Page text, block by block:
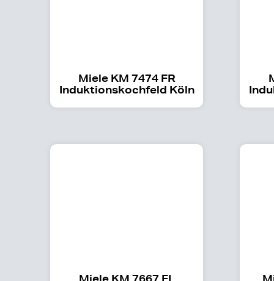
Miele KM 7474 FR
Induktionskochfeld Köln
Miele KM 7667 FL